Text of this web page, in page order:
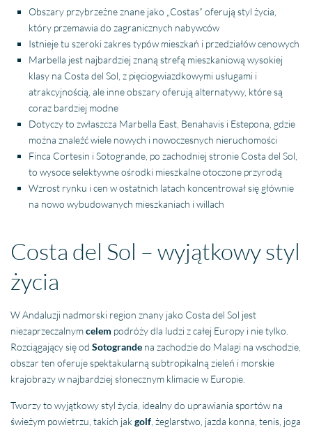
Obszary przybrzeżne znane jako „Costas” oferują styl życia,
który przemawia do zagranicznych nabywców
Istnieje tu szeroki zakres typów mieszkań i przedziałów cenowych
Marbella jest najbardziej znaną strefą mieszkaniową wysokiej
klasy na Costa del Sol, z pięciogwiazdkowymi usługami i
atrakcyjnością, ale inne obszary oferują alternatywy, które są
coraz bardziej modne
Dotyczy to zwłaszcza Marbella East, Benahavis i Estepona, gdzie
można znaleźć wiele nowych i nowoczesnych nieruchomości
Finca Cortesin i Sotogrande, po zachodniej stronie Costa del Sol,
to wysoce selektywne ośrodki mieszkalne otoczone przyrodą
Wzrost rynku i cen w ostatnich latach koncentrował się głównie
na nowo wybudowanych mieszkaniach i willach
Costa del Sol – wyjątkowy styl
życia
W Andaluzji nadmorski region znany jako Costa del Sol jest
niezaprzeczalnymcelem podróży dla ludzi z całej Europy i nie tylko.
Rozciągający się odSotogrande na zachodzie do Malagi na wschodzie,
obszar ten oferuje spektakularną subtropikalną zieleń i morskie
krajobrazy w najbardziej słonecznym klimacie w Europie.
Tworzy to wyjątkowy styl życia, idealny do uprawiania sportów na
świeżym powietrzu, takich jakgolf , żeglarstwo, jazda konna, tenis, joga